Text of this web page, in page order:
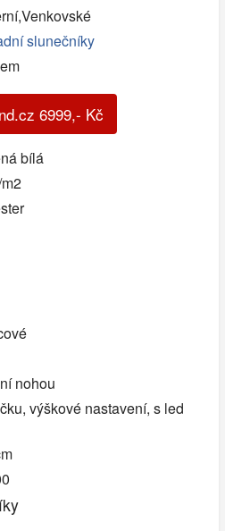
slunečníky
6999,- Kč
bílá
nohou
výškové nastavení, s led